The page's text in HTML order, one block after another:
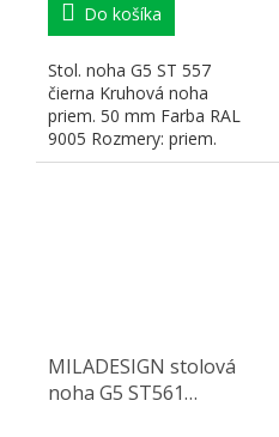
Do košíka
Stol. noha G5 ST 557
čierna Kruhová noha
priem. 50 mm Farba RAL
9005 Rozmery: priem.
50x680–840 H Na hrúbku
MILADESIGN stolová
noha G5 ST561